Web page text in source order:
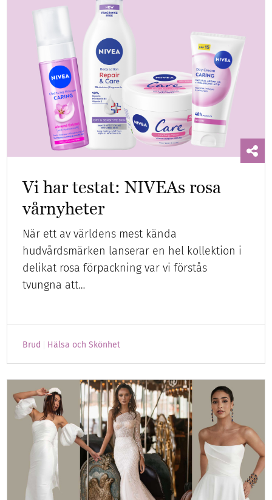
Vi har testat: NIVEAs rosa
vårnyheter
När ett av världens mest kända
hudvårdsmärken lanserar en hel kollektion i
delikat rosa förpackning var vi förstås
tvungna att…
Brud Hälsa och Skönhet